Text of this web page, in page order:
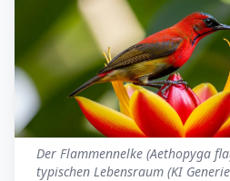
Der Flammennelke (Aethopyga
typischen Lebensraum (KI